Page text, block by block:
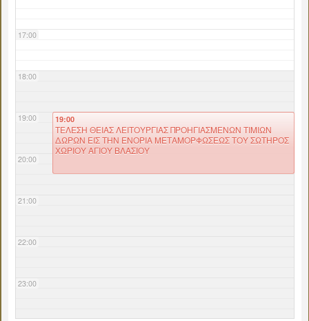
17:00
18:00
19:00
20:00
21:00
22:00
23:00
19:00
ΤΕΛΕΣΗ ΘΕΙΑΣ ΛΕΙΤΟΥΡΓΙΑΣ ΠΡΟΗΓΙΑΣΜΕΝΩΝ ΤΙΜΙΩΝ
ΔΩΡΩΝ ΕΙΣ ΤΗΝ ΕΝΟΡΙΑ ΜΕΤΑΜΟΡΦΩΣΕΩΣ ΤΟΥ ΣΩΤΗΡΟΣ
ΧΩΡΙΟΥ ΑΓΙΟΥ ΒΛΑΣΙΟΥ